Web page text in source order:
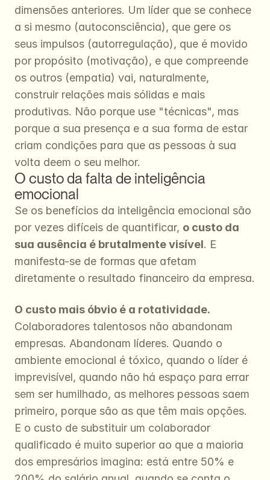
dimensões anteriores. Um líder que se conhece
a si mesmo (autoconsciência), que gere os
seus impulsos (autorregulação), que é movido
por propósito (motivação), e que compreende
os outros (empatia) vai, naturalmente,
construir relações mais sólidas e mais
produtivas. Não porque use "técnicas", mas
porque a sua presença e a sua forma de estar
criam condições para que as pessoas à sua
volta deem o seu melhor.
O custo da falta de inteligência
emocional
Se os benefícios da inteligência emocional são
por vezes difíceis de quantificar, o custo da
sua ausência é brutalmente visível. E
manifesta-se de formas que afetam
diretamente o resultado financeiro da empresa.
O custo mais óbvio é a rotatividade.
Colaboradores talentosos não abandonam
empresas. Abandonam líderes. Quando o
ambiente emocional é tóxico, quando o líder é
imprevisível, quando não há espaço para errar
sem ser humilhado, as melhores pessoas saem
primeiro, porque são as que têm mais opções.
E o custo de substituir um colaborador
qualificado é muito superior ao que a maioria
dos empresários imagina: está entre 50% e